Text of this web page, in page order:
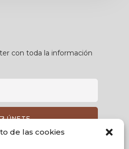
de las cookies
con toda la información
ÚNETE